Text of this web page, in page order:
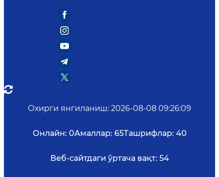
Охирги янгиланиш: 2026-08-08 09:26:09
Онлайн: 0Амаллар: 65Ташрифлар: 40
Веб-сайтдаги ўртача вақт: 54